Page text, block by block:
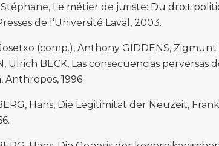
Stéphane, Le métier de juriste: Du droit
de l’Université Laval, 2003.
(comp.), Anthony GIDDENS, Zigmunt
Ulrich BECK, Las consecuencias perversas
Anthropos, 1996.
Hans, Die Legitimität der Neuzeit,